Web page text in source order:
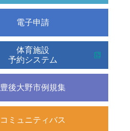
電子申請
体育施設
予約システム
豊後大野市例規集
コミュニティバス